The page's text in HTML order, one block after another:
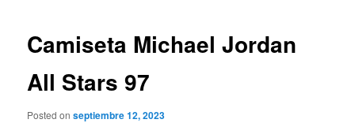
Camiseta Michael Jordan
All Stars 97
Posted onseptiembre 12, 2023